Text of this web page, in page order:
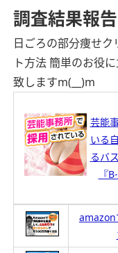
調査結果報告
日ごろの部分痩せ
ト方法 簡単のお役
致しますm(__)m
芸能
いる
るバ
『
amazon